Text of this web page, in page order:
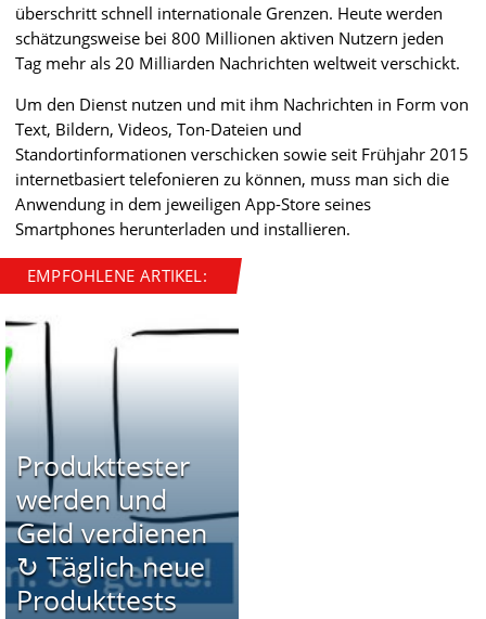
überschritt schnell internationale Grenzen. Heute werden
schätzungsweise bei 800 Millionen aktiven Nutzern jeden
Tag mehr als 20 Milliarden Nachrichten weltweit verschickt.
Um den Dienst nutzen und mit ihm Nachrichten in Form von
Text, Bildern, Videos, Ton-Dateien und
Standortinformationen verschicken sowie seit Frühjahr 2015
internetbasiert telefonieren zu können, muss man sich die
Anwendung in dem jeweiligen App-Store seines
Smartphones herunterladen und installieren.
EMPFOHLENE ARTIKEL:
Produkttester
werden und
Geld verdienen
↻ Täglich neue
Produkttests